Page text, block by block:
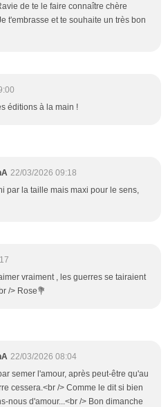
de te le faire connaître chère
t'embrasse et te souhaite un très bon
éditions à la main !
22/03/2026 09:18
par la taille mais maxi pour le sens,
vraiment , les guerres se tairaient
/> Rose💐
22/03/2026 08:04
semer l'amour, après peut-être qu'au
cessera.<br /> Comme le dit si bien
nous d'amour...<br /> Bon dimanche